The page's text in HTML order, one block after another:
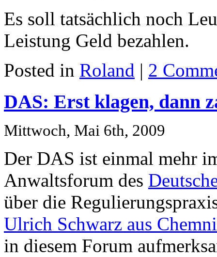
Es soll tatsächlich noch
Leistung Geld bezahlen.
Posted in Roland | 2
DAS: Erst klagen, dann
Mittwoch, Mai 6th, 2009
Der DAS ist einmal mehr
Anwaltsforum des
über die
Ulrich Schwarz aus
in diesem Forum